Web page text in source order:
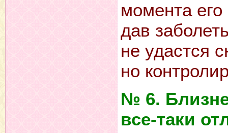
момента
дав
не удастся
но
№ 6.
все-таки